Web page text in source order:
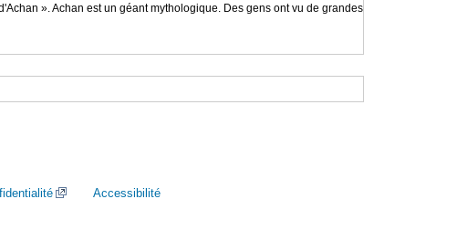
». Achan est un géant mythologique. Des gens ont vu de grandes
Accessibilité